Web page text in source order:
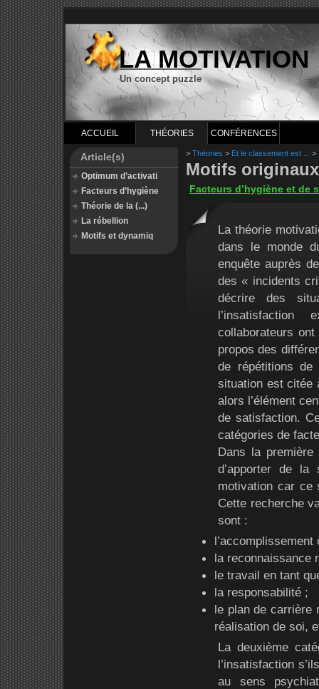
LA MOTIVATION
Un concept puzzle
ACCUEIL THÉORIES CONFÉRENCES
Article(s)
Optimum d’activati
Facteurs d’hygiène
Théorie de la (...)
La rébellion
Motifs et dynamiq
> Théories > Et le classement est ... >
Motifs originaux
Facteurs d’hygiène et de
La théorie
dans le monde
enquête auprès
des « incidents
décrire des
l’insatisfaction
collaborateurs
propos des
de répétitions de
situation est citée
alors l’élément
de satisfaction.
catégories de
Dans la
d’apporter de
motivation car ce
Cette recherche
sont :
la reconnaissance
le travail en tant
la responsabilité ;
le plan de carrière
réalisation de soi,
La deuxième
l’insatisfaction
au sens